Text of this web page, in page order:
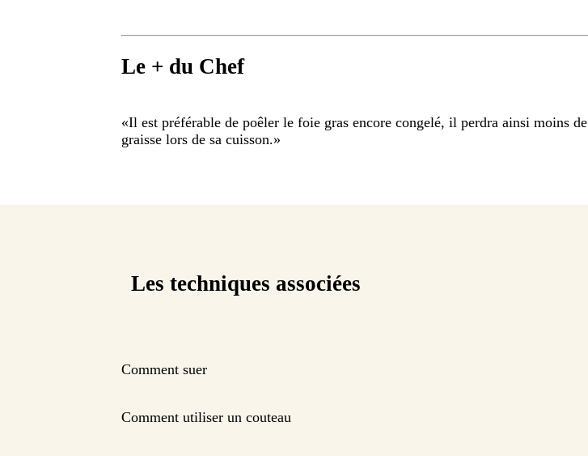
Le + du Chef
«Il est préférable de poêler le foie gras encore congelé, il perdra ainsi moins de
graisse lors de sa cuisson.»
Les techniques associées
Comment suer
Comment utiliser un couteau